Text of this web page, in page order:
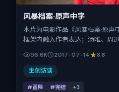
风暴档案·原声中字
本片为电影作品《风暴档案·原
框架内融入作者表达；汤唯、周
出品背景为美国。上映时间 2017
2017-07-14），全片139分钟，
96.6K 2017-07-14 8.8
主创访谈
#冒险 #完结 +3